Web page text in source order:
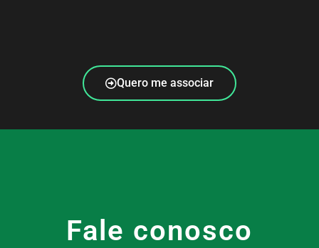
Quero me associar
Fale conosco